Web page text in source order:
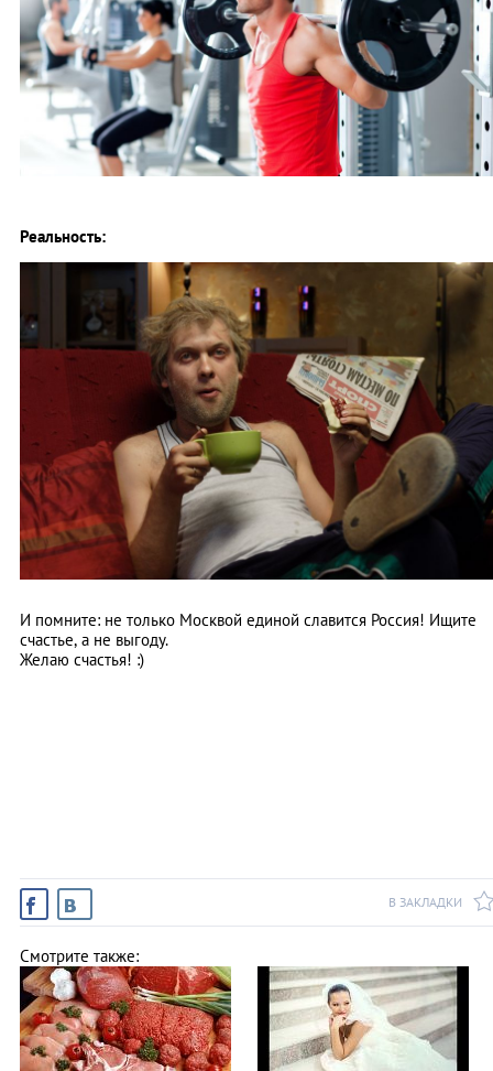
Реальность:
И помните: не только Москвой единой славится Россия! Ищите
счастье, а не выгоду.
Желаю счастья! :)
В ЗАКЛАДКИ
Смотрите также: